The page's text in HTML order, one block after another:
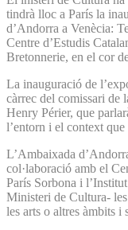
tindrà lloc a París la
d’Andorra a Venècia:
Centre d’Estudis
Bretonnerie, en el cor
La inauguració de
càrrec del comissari de
Henry Périer, que
l’entorn i el context
L’Ambaixada
col·laboració amb el
París Sorbona i
Ministeri de Cultura-
les arts o altres àmbits i